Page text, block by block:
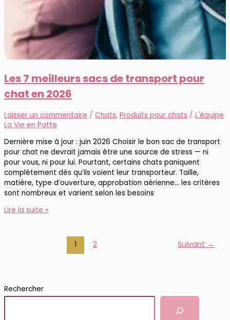
Les 7 meilleurs sacs de transport pour
chat en 2026
Laisser un commentaire / Chats, Produits pour chats / L'équipe
La Vie en Patte
Dernière mise à jour : juin 2026 Choisir le bon sac de transport
pour chat ne devrait jamais être une source de stress — ni
pour vous, ni pour lui. Pourtant, certains chats paniquent
complètement dès qu’ils voient leur transporteur. Taille,
matière, type d’ouverture, approbation aérienne… les critères
sont nombreux et varient selon les besoins
Les
en
Lire la suite »
1 2 Suivant →
Rechercher